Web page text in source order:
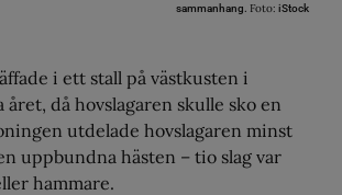
sammanhang. Foto: iStock
i ett stall på västkusten i
då hovslagaren skulle sko en
utdelade hovslagaren minst
uppbundna hästen – tio slag var
hammare.